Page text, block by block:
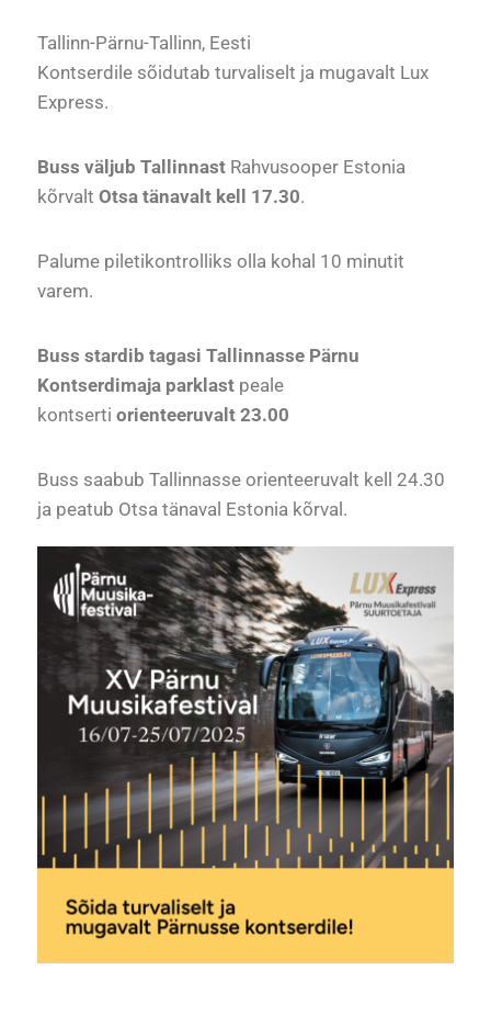
Tallinn-Pärnu-Tallinn, Eesti
Kontserdile sõidutab turvaliselt ja mugavalt Lux
Express.
Buss väljub Tallinnast Rahvusooper Estonia
kõrvalt Otsa tänavalt kell 17.30.
Palume piletikontrolliks olla kohal 10 minutit
varem.
Buss stardib tagasi Tallinnasse Pärnu
Kontserdimaja parklast peale
kontserti orienteeruvalt 23.00
Buss saabub Tallinnasse orienteeruvalt kell 24.30
ja peatub Otsa tänaval Estonia kõrval.